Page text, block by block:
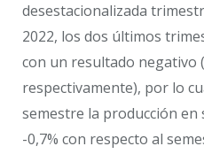
desestacionalizada
2022, los dos últimos
con un resultado negativo
respectivamente), por lo
semestre la producción en
-0,7% con respecto al